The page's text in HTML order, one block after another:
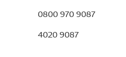
0800 970 9087
4020 9087